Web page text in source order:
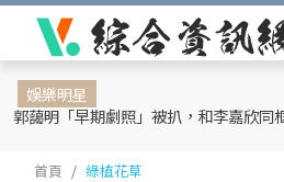
娛樂明星
首頁 綠植花草